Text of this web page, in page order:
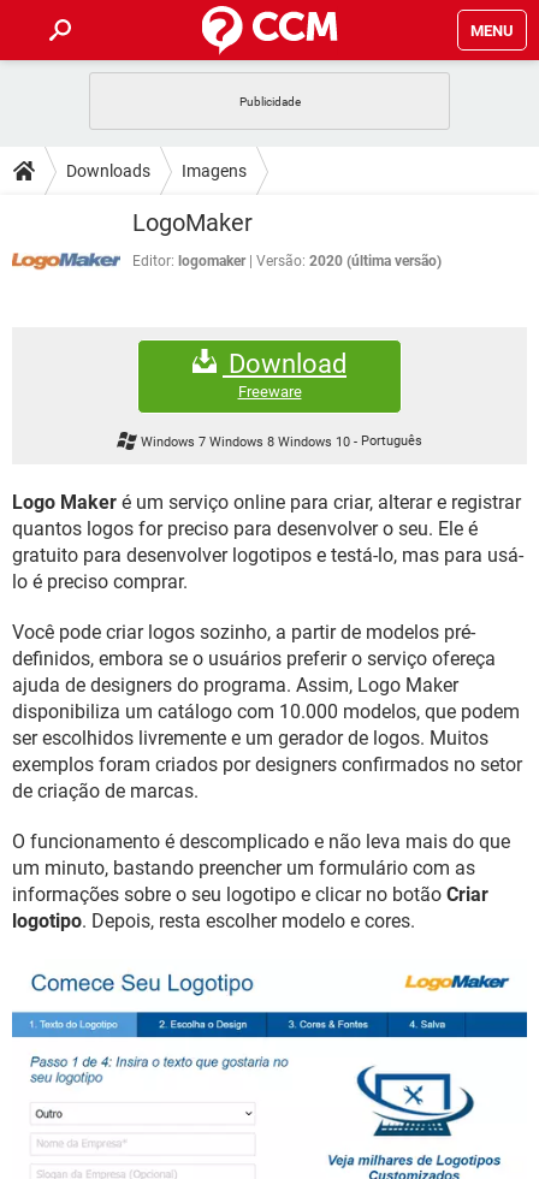
MENU
CELULAR
INSTAGRAM GMAIL
DICAS
JOGOS
JOGOS WHATSAPP
EXCEL
GMAIL
FÓRUM
FACEBOOK
EXCEL
GMAIL
WHATSAPP
INSTAGRAM GMAIL
GUIA DE COMPRAS
Downloads Imagens
LogoMaker
Editor: logomaker Versão: 2020 (última versão)
Download
Freeware
Windows 7 Windows 8 Windows 10- Português
Logo Maker é um serviço online para criar, alterar e registrar
quantos logos for preciso para desenvolver o seu. Ele é
gratuito para desenvolver logotipos e testá-lo, mas para usá-
lo é preciso comprar.
Você pode criar logos sozinho, a partir de modelos pré-
definidos, embora se o usuários preferir o serviço ofereça
ajuda de designers do programa. Assim, Logo Maker
disponibiliza um catálogo com 10.000 modelos, que podem
ser escolhidos livremente e um gerador de logos. Muitos
exemplos foram criados por designers confirmados no setor
de criação de marcas.
O funcionamento é descomplicado e não leva mais do que
um minuto, bastando preencher um formulário com as
informações sobre o seu logotipo e clicar no botão Criar
logotipo. Depois, resta escolher modelo e cores.